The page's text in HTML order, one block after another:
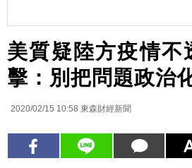
美質疑陸方疫情不
擊：別把問題政治
2020/02/15 10:58 東森財經新聞